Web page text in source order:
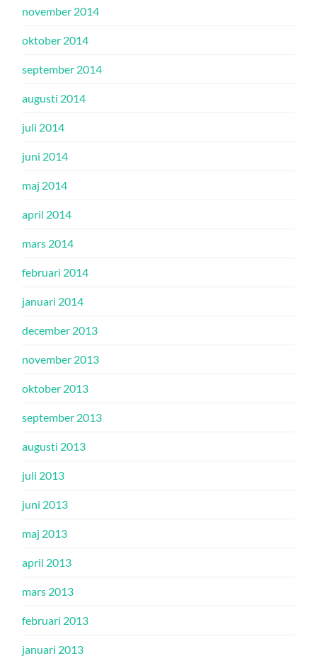
november 2014
oktober 2014
september 2014
augusti 2014
juli 2014
juni 2014
maj 2014
april 2014
mars 2014
februari 2014
januari 2014
december 2013
november 2013
oktober 2013
september 2013
augusti 2013
juli 2013
juni 2013
maj 2013
april 2013
mars 2013
februari 2013
januari 2013